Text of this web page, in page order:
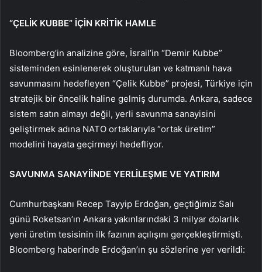
“ÇELİK KUBBE” İÇİN KRİTİK HAMLE
Bloomberg’in analizine göre, İsrail’in “Demir Kubbe”
sisteminden esinlenerek oluşturulan ve katmanlı hava
savunmasını hedefleyen “Çelik Kubbe” projesi, Türkiye için
stratejik bir öncelik haline gelmiş durumda. Ankara, sadece
sistem satın almayı değil, yerli savunma sanayisini
geliştirmek adına NATO ortaklarıyla “ortak üretim”
modelini hayata geçirmeyi hedefliyor.
SAVUNMA SANAYİİNDE YERLİLEŞME VE YATIRIM
Cumhurbaşkanı Recep Tayyip Erdoğan, geçtiğimiz Salı
günü Roketsan’ın Ankara yakınlarındaki 3 milyar dolarlık
yeni üretim tesisinin ilk fazının açılışını gerçekleştirmişti.
Bloomberg haberinde Erdoğan’ın şu sözlerine yer verildi: